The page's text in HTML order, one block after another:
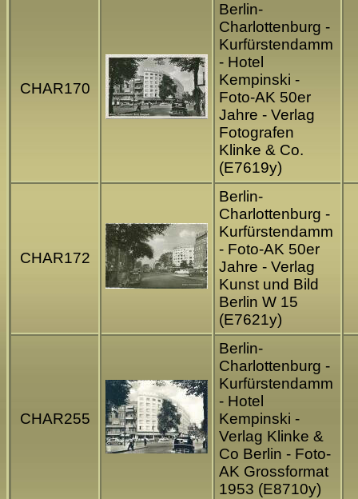
CHAR170
Berlin-
Charlottenburg -
Kurfürstendamm
- Hotel
Kempinski -
Foto-AK 50er
Jahre - Verlag
Fotografen
Klinke & Co.
(E7619y)
CHAR172
Berlin-
Charlottenburg -
Kurfürstendamm
- Foto-AK 50er
Jahre - Verlag
Kunst und Bild
Berlin W 15
(E7621y)
CHAR255
Berlin-
Charlottenburg -
Kurfürstendamm
- Hotel
Kempinski -
Verlag Klinke &
Co Berlin - Foto-
AK Grossformat
1953 (E8710y)